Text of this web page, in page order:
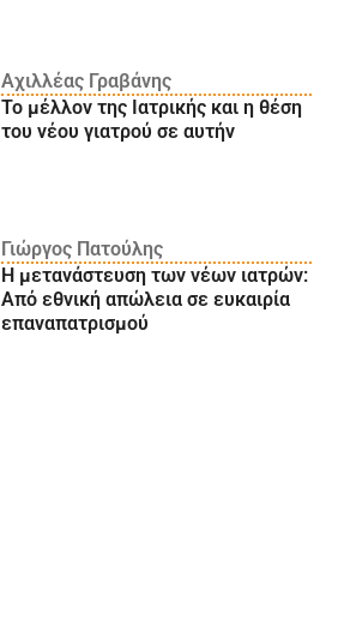
Αχιλλέας Γραβάνης
Το μέλλον της Ιατρικής και η θέση
του νέου γιατρού σε αυτήν
Γιώργος Πατούλης
Η μετανάστευση των νέων ιατρών:
Aπό εθνική απώλεια σε ευκαιρία
επαναπατρισμού